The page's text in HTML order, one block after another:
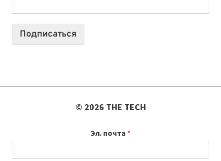
СОЗДАВАТЬ
ПРОДУКТЫ
Подписаться
© 2026 THE TECH
Эл. почта *